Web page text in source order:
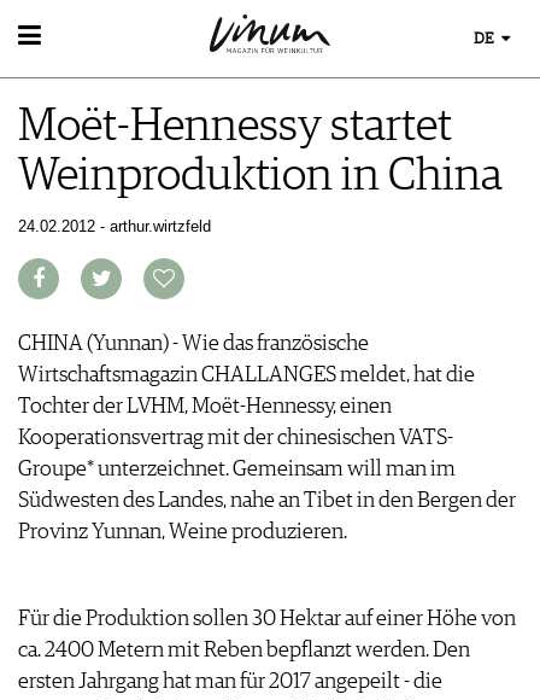
WEIN
WEINSUCHE
GUIDE WEINGÜTER
WINETRADECLUB
WEINE DES MONATS
TRINKREIFETABELLE
UNIQUE WINERIES
WEINWISSEN
WEINREGIONEN
WEINLEXIKON
WEINGESCHICHTE
WEINLAGERUNG
INFOGRAFIKEN
NEWS
EVENTS
EVENTKALENDER
EVENT-BILDER
FOOD PAIRING TIPPS
FOOD PAIRING TABELLE
KULINARIK
REZEPTE
HOTSPOTS
WEINREISEN
MAGAZIN
DOSSIER
WINEGUIDES
KLARTEXT
EXTRAS
ABO
AUSGABE
ARCHIV
MEDIATHEK
APPS
VIDEOS
BILDSTRECKEN
BÜCHER
NEWS
WEINWIRTSCHAFT
WEINSZENE
PORTRAITS
VINOPHILES
ANMELDEN
DE
Moët-Hennessy startet
Weinproduktion in China
24.02.2012 - arthur.wirtzfeld
CHINA (Yunnan) - Wie das französische
Wirtschaftsmagazin CHALLANGES meldet, hat die
Tochter der LVHM, Moët-Hennessy, einen
Kooperationsvertrag mit der chinesischen VATS-
Groupe* unterzeichnet. Gemeinsam will man im
Südwesten des Landes, nahe an Tibet in den Bergen der
Provinz Yunnan, Weine produzieren.
Für die Produktion sollen 30 Hektar auf einer Höhe von
ca. 2400 Metern mit Reben bepflanzt werden. Den
ersten Jahrgang hat man für 2017 angepeilt - die